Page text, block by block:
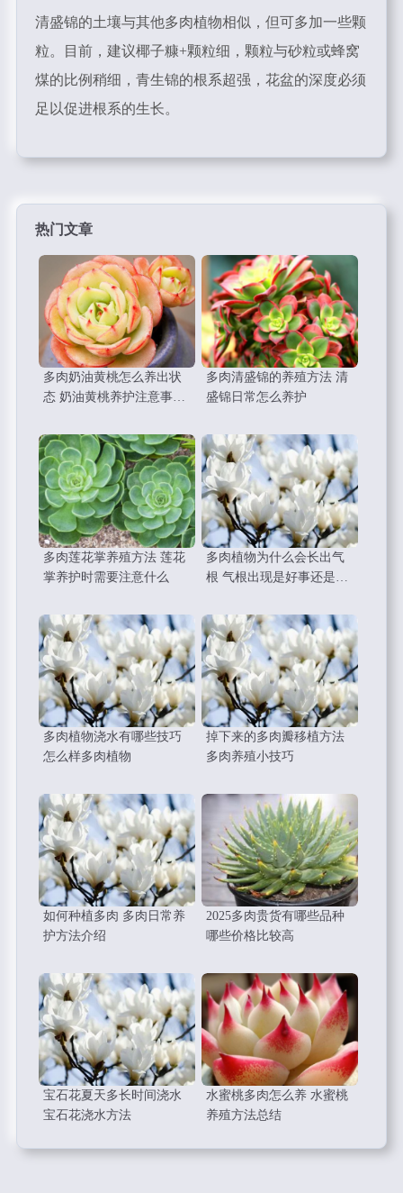
清盛锦的土壤与其他多肉植物相似，但可多加一些颗
粒。目前，建议椰子糠+颗粒细，颗粒与砂粒或蜂窝
煤的比例稍细，青生锦的根系超强，花盆的深度必须
足以促进根系的生长。
热门文章
多肉奶油黄桃怎么养出状
态 奶油黄桃养护注意事项
多肉清盛锦的养殖方法 清
盛锦日常怎么养护
多肉莲花掌养殖方法 莲花
掌养护时需要注意什么
多肉植物为什么会长出气
根 气根出现是好事还是坏
多肉植物浇水有哪些技巧
怎么样多肉植物
掉下来的多肉瓣移植方法
多肉养殖小技巧
如何种植多肉 多肉日常养
护方法介绍
2025多肉贵货有哪些品种
哪些价格比较高
宝石花夏天多长时间浇水
宝石花浇水方法
水蜜桃多肉怎么养 水蜜桃
养殖方法总结